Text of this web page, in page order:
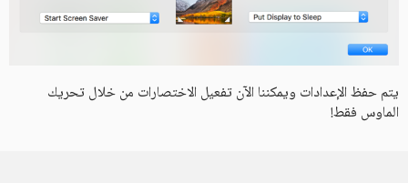
يتم حفظ الإعدادات ويمكننا الآن تفعيل الاختصارات من خلال تحريك
الماوس فقط!